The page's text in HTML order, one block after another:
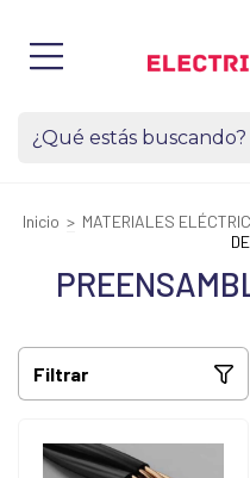
Inicio > MATERIALES
Filtrar